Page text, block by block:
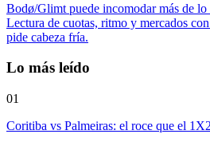
Bodø/Glimt puede incomodar más de lo
Lectura de cuotas, ritmo y mercados
pide cabeza fría.
Lo más leído
01
Coritiba vs Palmeiras: el roce que el